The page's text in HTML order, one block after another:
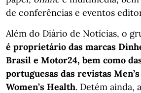
de conferências e eventos
Além do Diário de Notícias, o
é proprietário das marcas
Brasil e Motor24, bem como
portuguesas das revistas
Women’s Health. Detém ainda,